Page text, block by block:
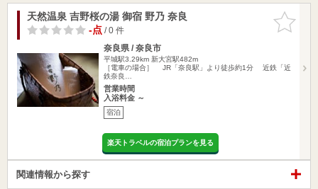
お気に入
りに追加
天然温泉 吉野桜の湯 御宿 野乃 奈良
-点/ 0 件
奈良県 / 奈良市
平城駅3.29km 新大宮駅482m
［電車の場合］ JR「奈良駅」より徒歩約1分 近鉄「近
鉄奈良…
営業時間
入浴料金 ～
宿泊
楽天トラベルの宿泊プランを見る
関連情報から探す